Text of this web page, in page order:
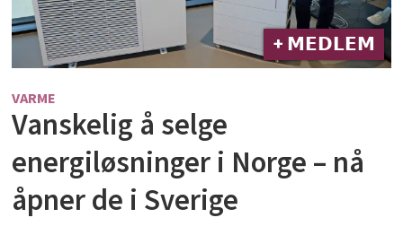
+ 𝗠𝗘𝗗𝗟𝗘𝗠
VARME
Vanskelig å selge
energiløsninger i Norge – nå
åpner de i Sverige